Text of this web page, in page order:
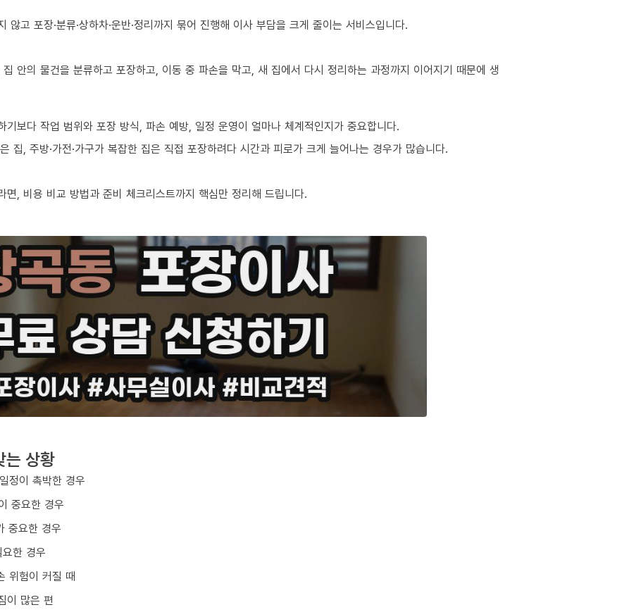
고 포장·분류·상하차·운반·정리까지 묶어 진행해 이사 부담을 크게 줄이는 서비스입니다.
안의 물건을 분류하고 포장하고, 이동 중 파손을 막고, 새 집에서 다시 정리하는 과정까지 이어지기 때문에 생
보다 작업 범위와 포장 방식, 파손 예방, 일정 운영이 얼마나 체계적인지가 중요합니다.
집, 주방·가전·가구가 복잡한 집은 직접 포장하려다 시간과 피로가 크게 늘어나는 경우가 많습니다.
, 비용 비교 방법과 준비 체크리스트까지 핵심만 정리해 드립니다.
는 상황
정이 촉박한 경우
중요한 경우
중요한 경우
한 경우
위험이 커질 때
이 많은 편